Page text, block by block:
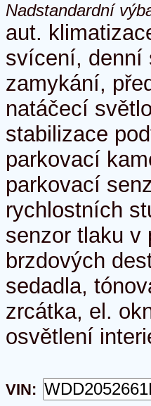
Nadstandardní
aut.
svícení, denní
zamykání,
natáčecí
stabilizace
parkovací
parkovací
rychlostních
senzor tlaku v
brzdových
sedadla,
zrcátka, el.
osvětlení
VIN: